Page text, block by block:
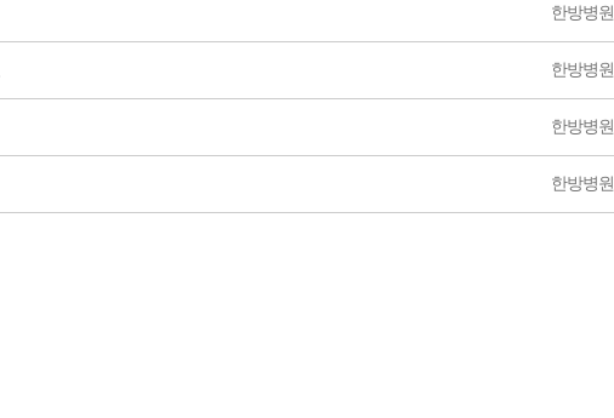
한방병원
한방병원
한방병원
한방병원